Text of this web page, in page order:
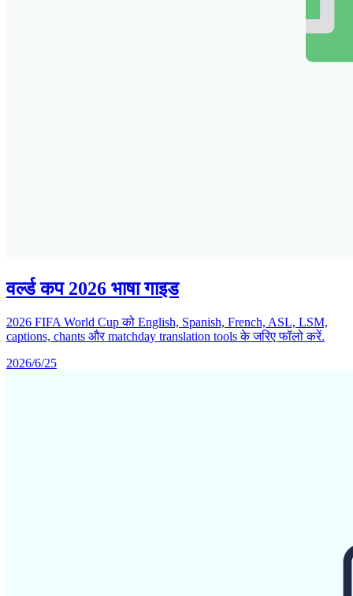
वर्ल्ड कप 2026 भाषा गाइड
2026 FIFA World Cup को English, Spanish, French, ASL, LSM,
captions, chants और matchday translation tools के जरिए फॉलो करें.
2026/6/25